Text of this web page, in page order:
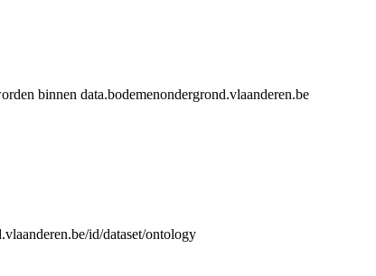
binnen data.bodemenondergrond.vlaanderen.be
id/dataset/ontology